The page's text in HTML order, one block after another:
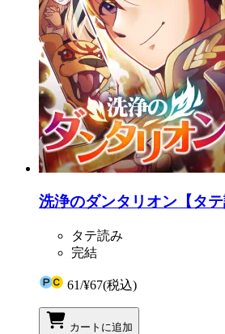
洗浄のダンタリオン【タ
タテ読み
完結
61/¥67(税込)
カートに追加